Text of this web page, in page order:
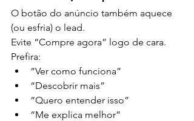
O botão do anúncio também aquece
(ou esfria) o lead.
Evite “Compre agora” logo de cara.
Prefira:
“Ver como funciona”
“Descobrir mais”
“Quero entender isso”
“Me explica melhor”